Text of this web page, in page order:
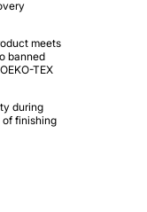
meets
banned
TEX
during
of finishing